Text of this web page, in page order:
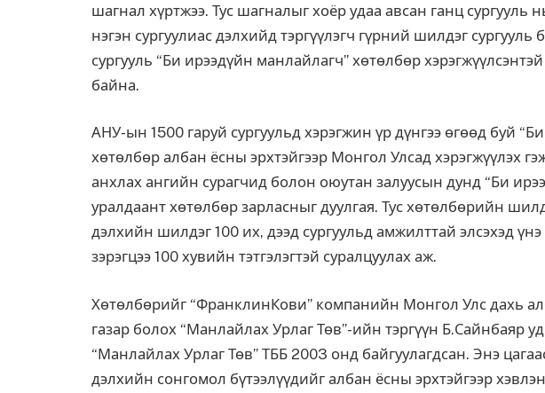
шагнал хүртжээ. Тус шагналыг хоёр удаа авсан ганц сургууль
нэгэн сургуулиас дэлхийд тэргүүлэгч гүрний шилдэг сургууль
сургууль “Би ирээдүйн манлайлагч” хөтөлбөр
байна.
АНУ-ын 1500 гаруй сургуульд хэрэгжин үр дүнгээ өгөөд буй
хөтөлбөр албан ёсны эрхтэйгээр Монгол Улсад хэрэгжүүлэх
анхлах ангийн сурагчид болон оюутан залуусын дунд “Би
уралдаант хөтөлбөр зарласныг дуулгая. Тус хөтөлбөрийн
дэлхийн шилдэг 100 их, дээд сургуульд амжилттай элсэхэд
зэрэгцээ 100 хувийн тэтгэлэгтэй суралцуулах аж.
Хөтөлбөрийг “ФранклинКови” компанийн Монгол Улс дахь
газар болох “Манлайлах Урлаг Төв”-ийн тэргүүн Б.Сайнбаяр
“Манлайлах Урлаг Төв” ТББ 2003 онд байгуулагдсан. Энэ
дэлхийн сонгомол бүтээлүүдийг албан ёсны эрхтэйгээр